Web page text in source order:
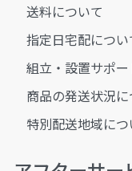
送料について
指定日宅配につい
組立・設置サポ
商品の発送状況に
特別配送地域につ